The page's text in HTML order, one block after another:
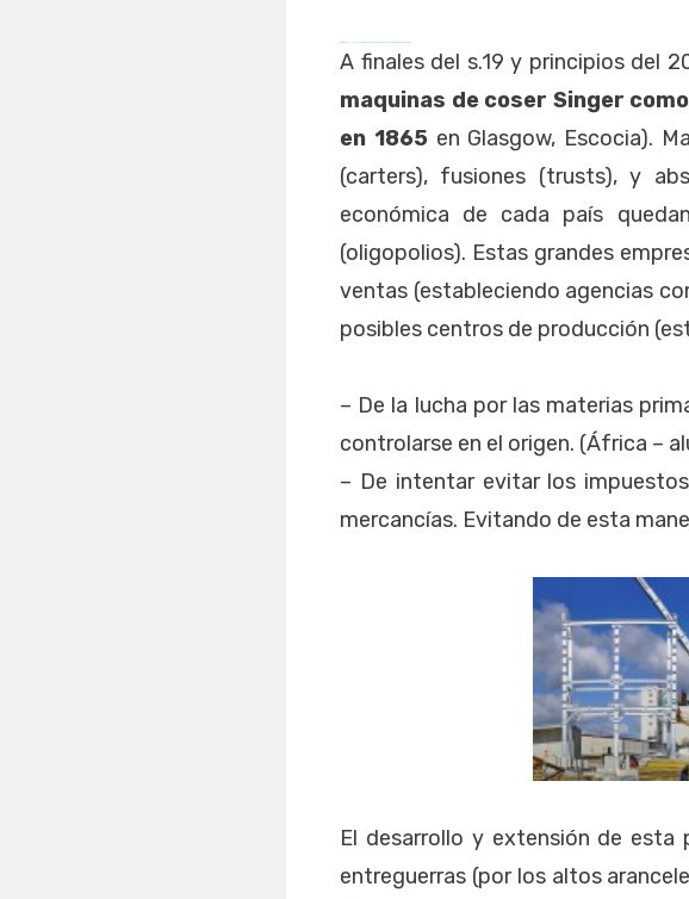
A finales del s.19 y principios del
maquinas de coser Singer
en 1865en Glasgow, Escocia).
(carters), fusiones (trusts), y
económica de cada país
(oligopolios). Estas grandes
ventas (estableciendo agencias
posibles centros de producción
– De la lucha por las materias
controlarse en el origen. (África –
– De intentar evitar los
mercancías. Evitando de esta
El desarrollo y extensión de
entreguerras (por los altos